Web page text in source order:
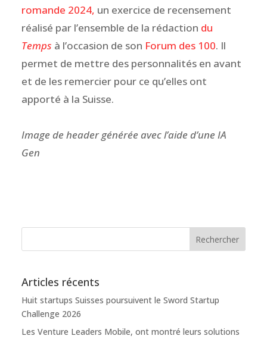
romande 2024, un exercice de recensement
réalisé par l’ensemble de la rédaction du
Temps à l’occasion de son Forum des 100. Il
permet de mettre des personnalités en avant
et de les remercier pour ce qu’elles ont
apporté à la Suisse.
Image de header générée avec l’aide d’une IA
Gen
Articles récents
Huit startups Suisses poursuivent le Sword Startup
Challenge 2026
Les Venture Leaders Mobile, ont montré leurs solutions